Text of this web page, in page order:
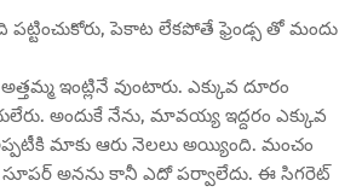
పెకాట లేకపోతే ఫ్రెండ్స తో మందు
ఇంట్లినే వుంటారు. ఎక్కువ దూరం
అందుకే నేను, మావయ్య ఇద్దరం ఎక్కువ
మాకు ఆరు నెలలు అయ్యింది. మంచం
అనను కానీ ఎదో పర్వాలేదు. ఈ సిగరెట్